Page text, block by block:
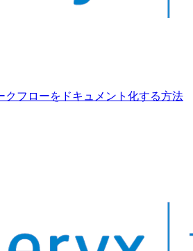
クフローをドキュメント化する方法